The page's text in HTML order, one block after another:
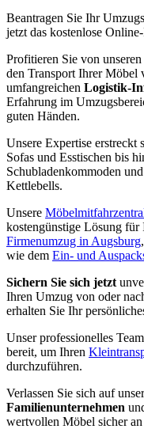
Beantragen Sie Ihr
jetzt das kostenlose
Profitieren Sie von
den Transport Ihrer Möbel
umfangreichen Logistik-
Erfahrung im
guten Händen.
Unsere Expertise erstreckt
Sofas und Esstischen bis
Schubladenkommoden
Kettlebells.
Unsere
kostengünstige Lösung für
Firmenumzug in Augsburg
wie dem Ein- und
Sichern Sie sich jetzt
Ihren Umzug von oder
erhalten Sie Ihr
Unser professionelles
bereit, um Ihren
durchzuführen.
Verlassen Sie sich auf
Familienunternehmen
wertvollen Möbel sicher